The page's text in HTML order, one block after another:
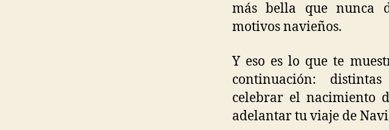
más bella que nunca
motivos navieños.
Y eso es lo que te
continuación:
celebrar el nacimiento
adelantar tu viaje de